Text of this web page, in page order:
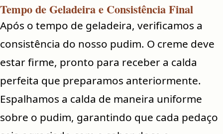
Tempo de Geladeira e Consistência Final
Após o tempo de geladeira, verificamos a
consistência do nosso pudim. O creme deve
estar firme, pronto para receber a calda
perfeita que preparamos anteriormente.
Espalhamos a calda de maneira uniforme
sobre o pudim, garantindo que cada pedaço